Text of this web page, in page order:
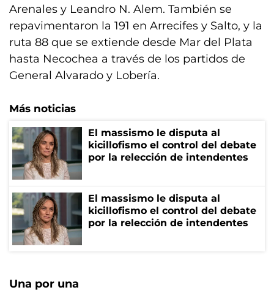
Arenales y Leandro N. Alem. También se
repavimentaron la 191 en Arrecifes y Salto, y la
ruta 88 que se extiende desde Mar del Plata
hasta Necochea a través de los partidos de
General Alvarado y Lobería.
Más noticias
El massismo le disputa al
kicillofismo el control del debate
por la relección de intendentes
El massismo le disputa al
kicillofismo el control del debate
por la relección de intendentes
Una por una